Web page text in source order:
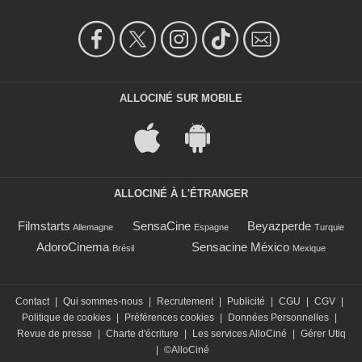
ALLOCINÉ SUR MOBILE
ALLOCINÉ À L'ÉTRANGER
Filmstarts Allemagne SensaCine Espagne Beyazperde Turquie
AdoroCinema Brésil Sensacine México Mexique
Contact | Qui sommes-nous | Recrutement | Publicité | CGU | CGV |
Politique de cookies | Préférences cookies | Données Personnelles |
Revue de presse
| Charte d'écriture | Les services AlloCiné | Gérer Utiq
| ©AlloCiné